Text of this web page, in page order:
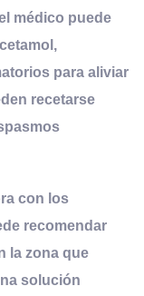
médico puede
para aliviar
recetarse
con los
recomendar
la zona que
solución